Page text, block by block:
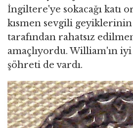
İngiltere'ye sokacağı katı
kısmen sevgili geyiklerinin
tarafından rahatsız
amaçlıyordu. William'ın
şöhreti de vardı.